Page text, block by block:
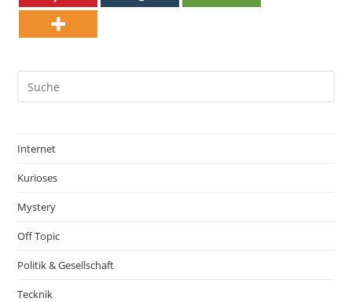
Internet
Kurioses
Mystery
Off Topic
Politik & Gesellschaft
Tecknik